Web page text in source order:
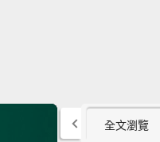
全文瀏覽